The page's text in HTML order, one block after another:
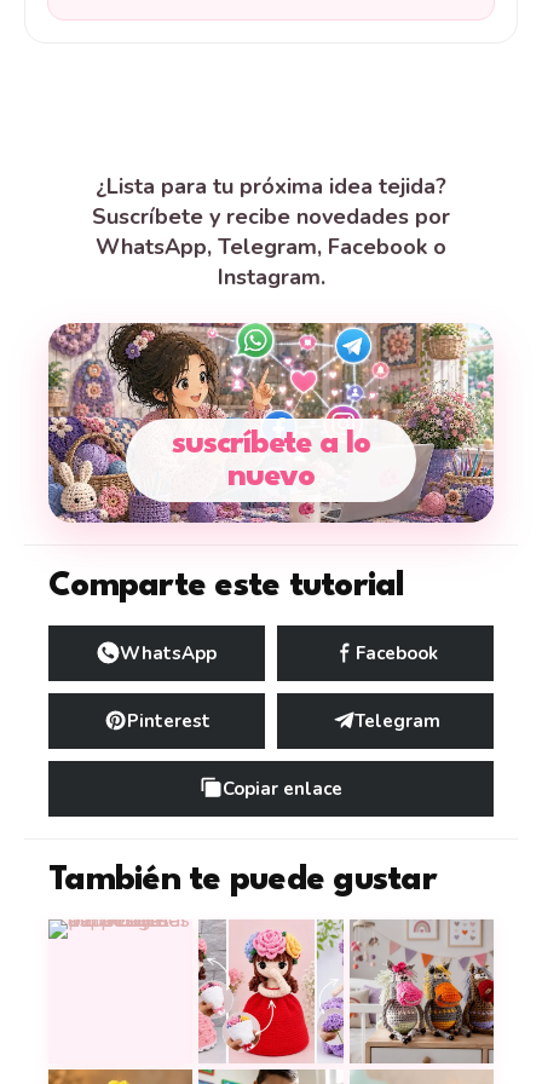
¿Lista para tu próxima idea tejida?
Suscríbete y recibe novedades por
WhatsApp, Telegram, Facebook o
Instagram.
suscríbete a lo
nuevo
Comparte este tutorial
WhatsApp Facebook
Pinterest Telegram
Copiar enlace
También te puede gustar
12 peluches a crochet tiernos y especiales para
17 muñecas reversibles a crochet
Dulces caballitos